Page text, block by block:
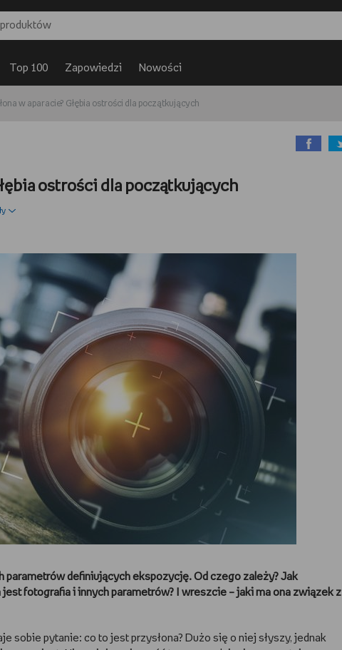
Top 100 Zapowiedzi Nowości
w aparacie? Głębia ostrości dla początkujących
ostrości dla początkujących
definiujących ekspozycję. Od czego zależy? Jak
fotografia i innych parametrów? I wreszcie – jaki ma ona związek z
sobie pytanie: co to jest przysłona? Dużo się o niej słyszy, jednak